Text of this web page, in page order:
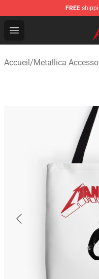
FREE
Open menu
Metallica Store -
Accueil/Metallica